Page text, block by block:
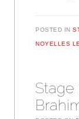
POSTED IN
NOYELLES